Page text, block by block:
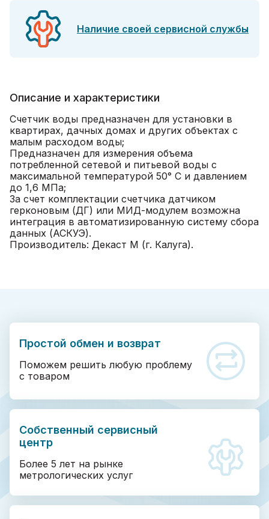
Наличие своей сервисной службы
Описание и характеристики
Счетчик воды предназначен для установки в
квартирах, дачных домах и других объектах с
малым расходом воды;
Предназначен для измерения объема
потребленной сетевой и питьевой воды с
максимальной температурой 50° C и давлением
до 1,6 МПа;
За счет комплектации счетчика датчиком
герконовым (ДГ) или МИД-модулем возможна
интеграция в автоматизированную систему сбора
данных (АСКУЭ).
Производитель: Декаст М (г. Калуга).
Простой обмен и возврат
Поможем решить любую проблему
с товаром
Собственный сервисный
центр
Более 5 лет на рынке
метрологических услуг